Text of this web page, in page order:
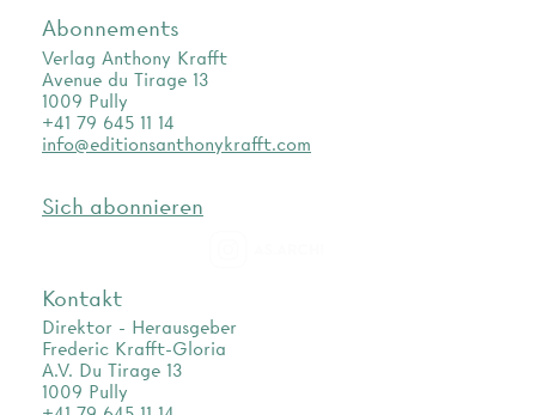
Abonnements
Verlag Anthony Krafft
Avenue du Tirage 13
1009 Pully
+41 79 645 11 14
info@editionsanthonykrafft.com
Sich abonnieren
Kontakt
Direktor - Herausgeber
Frederic Krafft-Gloria
A.V. Du Tirage 13
1009 Pully